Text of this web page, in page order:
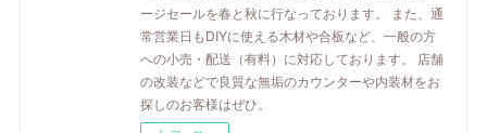
ージセールを春と秋に行なっております。 また、通
常営業日もDIYに使える木材や合板など、一般の方
への小売・配送（有料）に対応しております。 店舗
の改装などで良質な無垢のカウンターや内装材をお
探しのお客様はぜひ。